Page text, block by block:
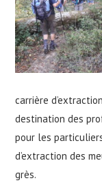
carrière
destination des
pour les
d’extraction des
grès.